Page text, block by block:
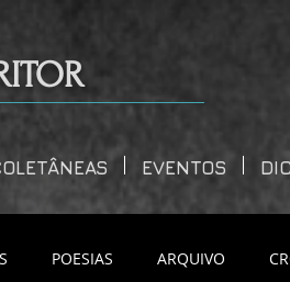
EVENTOS
POESIAS ARQUIVO